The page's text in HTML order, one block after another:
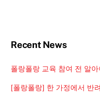
Recent News
폴랑폴랑 교육 참여 전 알
[폴랑폴랑] 한 가정에서 반